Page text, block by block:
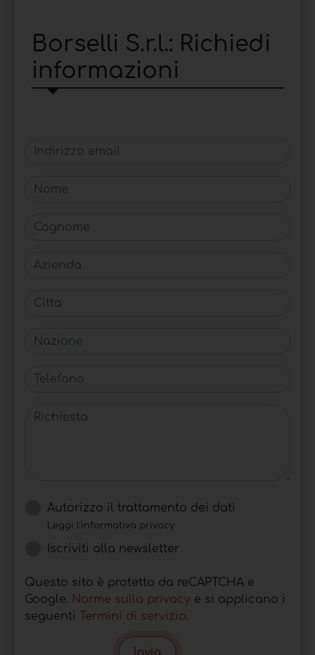
Borselli S.r.l.: Richiedi
informazioni
Indirizzo email
Nome
Cognome
Azienda
Citta
Nazione
Telefono
Richiesta
Autorizzo il trattamento dei dati
Leggi l'informativa privacy
Iscriviti alla newsletter
Questo sito è protetto da reCAPTCHA e
Google. Norme sulla privacy e si applicano i
seguenti
Termini di servizio.
Invia